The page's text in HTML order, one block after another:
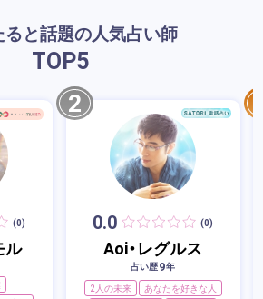
ると話題の人気占い師
TOP5
(0)
2
0.0 (0)
Aoi・レグルス
占い歴9年
2人の未来
あなたを好きな人